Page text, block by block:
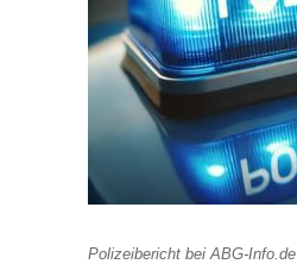
Polizeibericht bei ABG-Info.de